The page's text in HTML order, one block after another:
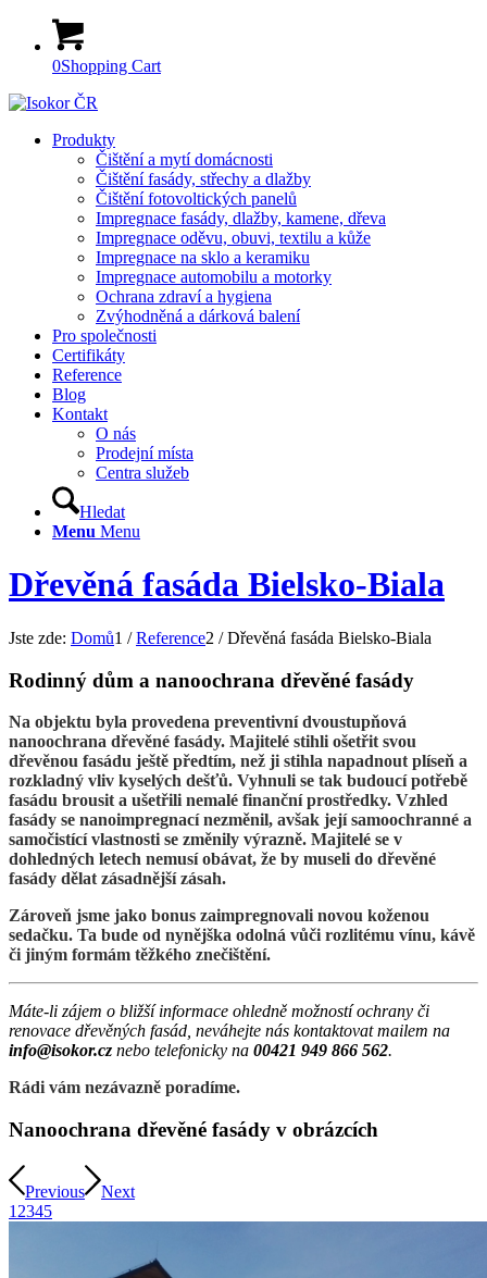
0Shopping Cart
Produkty
Čištění a mytí domácnosti
Čištění fasády, střechy a dlažby
Čištění fotovoltických panelů
Impregnace fasády, dlažby, kamene, dřeva
Impregnace oděvu, obuvi, textilu a kůže
Impregnace na sklo a keramiku
Impregnace automobilu a motorky
Ochrana zdraví a hygiena
Zvýhodněná a dárková balení
Pro společnosti
Certifikáty
Reference
Blog
Kontakt
O nás
Prodejní místa
Centra služeb
Hledat
Menu Menu
Dřevěná fasáda Bielsko-Biala
Jste zde: Domů1 / Reference2 / Dřevěná fasáda Bielsko-Biala
Rodinný dům a nanoochrana dřevěné fasády
Na objektu byla provedena preventivní dvoustupňová
nanoochrana dřevěné fasády. Majitelé stihli ošetřit svou
dřevěnou fasádu ještě předtím, než ji stihla napadnout plíseň a
rozkladný vliv kyselých dešťů. Vyhnuli se tak budoucí potřebě
fasádu brousit a ušetřili nemalé finanční prostředky. Vzhled
fasády se nanoimpregnací nezměnil, avšak její samoochranné a
samočistící vlastnosti se změnily výrazně. Majitelé se v
dohledných letech nemusí obávat, že by museli do dřevěné
fasády dělat zásadnější zásah.
Zároveň jsme jako bonus zaimpregnovali novou koženou
sedačku. Ta bude od nynějška odolná vůči rozlitému vínu, kávě
či jiným formám těžkého znečištění.
Máte-li zájem o bližší informace ohledně možností ochrany či
renovace dřevěných fasád, neváhejte nás kontaktovat mailem na
info@isokor.cz nebo telefonicky na 00421 949 866 562.
Rádi vám nezávazně poradíme.
Nanoochrana dřevěné fasády v obrázcích
Previous
Next
1 2345